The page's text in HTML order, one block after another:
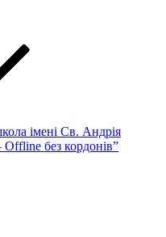
імені Св. Андрія
без кордонів”